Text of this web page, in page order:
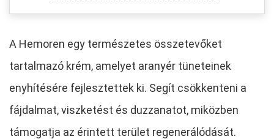
A Hemoren egy természetes összetevőket
tartalmazó krém, amelyet aranyér tüneteinek
enyhítésére fejlesztettek ki. Segít csökkenteni a
fájdalmat, viszketést és duzzanatot, miközben
támogatja az érintett terület regenerálódását.